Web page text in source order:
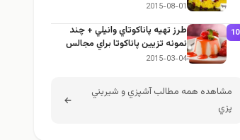
2015-08-01
10
طرز تهيه پاناكوتاي وانيلي + چند
نمونه تزيين پاناكوتا براي مجالس
2015-03-04
مشاهده همه مطالب آشپزي و شيريني
پزي